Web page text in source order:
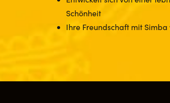
Schönheit
Ihre Freundschaft mit